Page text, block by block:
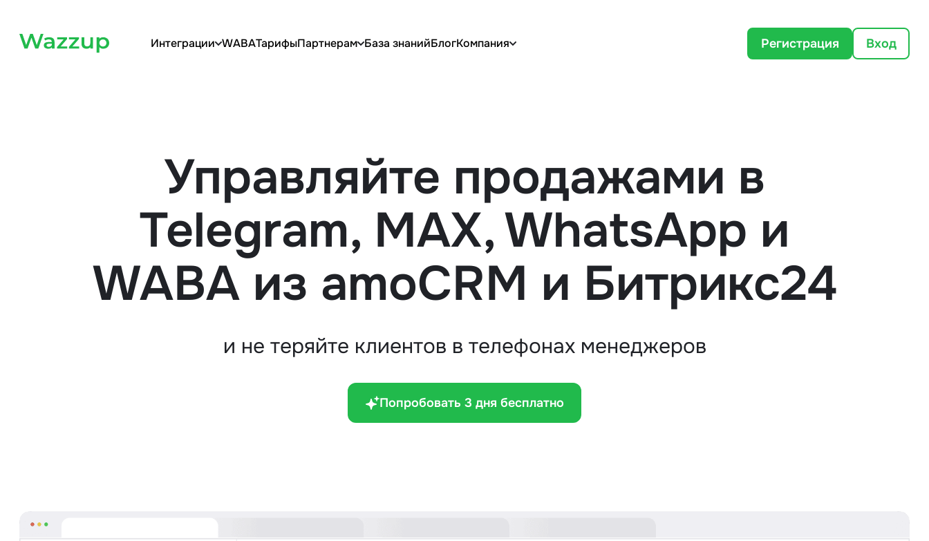
Интеграции WABAТарифыПартнерам База знанийБлогКомпания Регистрация Вход
Управляйте продажами в
Telegram, MAX, WhatsApp и
WABA из amoCRM и Битрикс24
и не теряйте клиентов в телефонах менеджеров
Попробовать 3 дня бесплатно